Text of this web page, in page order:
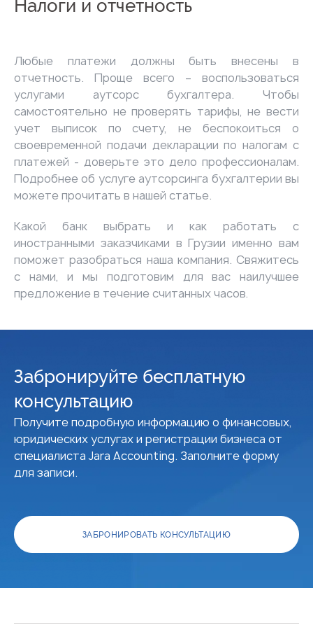
Налоги и отчетность
Любые платежи должны быть внесены в
отчетность. Проще всего – воспользоваться
услугами аутсорс бухгалтера. Чтобы
самостоятельно не проверять тарифы, не вести
учет выписок по счету, не беспокоиться о
своевременной подачи декларации по налогам с
платежей - доверьте это дело профессионалам.
Подробнее об услуге аутсорсинга бухгалтерии вы
можете прочитать в нашей статье.
Какой банк выбрать и как работать с
иностранными заказчиками в Грузии именно вам
поможет разобраться наша компания. Свяжитесь
с нами, и мы подготовим для вас наилучшее
предложение в течение считанных часов.
Забронируйте бесплатную
консультацию
Получите подробную информацию о финансовых,
юридических услугах и регистрации бизнеса от
специалиста Jara Accounting. Заполните форму
для записи.
ЗАБРОНИРОВАТЬ КОНСУЛЬТАЦИЮ